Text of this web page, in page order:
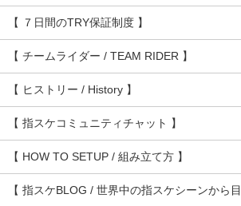
【 ７日間のTRY保証制度 】
【 チームライダー / TEAM RIDER 】
【 ヒストリー / History 】
【 指スケコミュニティチャット 】
【 HOW TO SETUP / 組み立て方 】
【 指スケBLOG / 世界中の指スケシーンから